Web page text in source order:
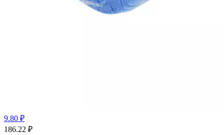
9.80 ₽
186.22 ₽